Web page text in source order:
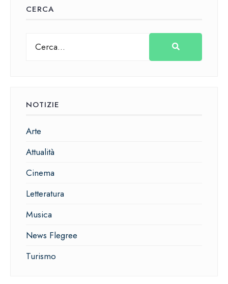
CERCA
NOTIZIE
Arte
Attualità
Cinema
Letteratura
Musica
News Flegree
Turismo